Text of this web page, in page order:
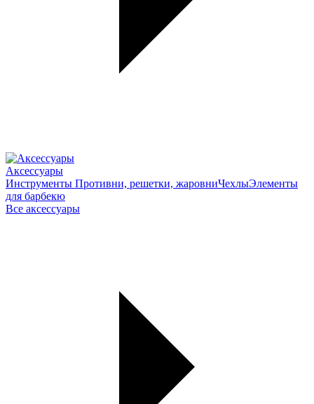
Аксессуары
Инструменты Противни, решетки, жаровниЧехлыЭлементы
для барбекю
Все аксессуары